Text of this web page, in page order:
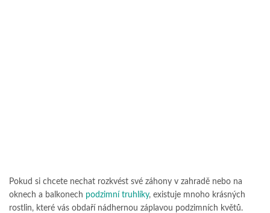
Pokud si chcete nechat rozkvést své záhony v zahradě nebo na
oknech a balkonech podzimní truhlíky, existuje mnoho krásných
rostlin, které vás obdaří nádhernou záplavou podzimních květů.